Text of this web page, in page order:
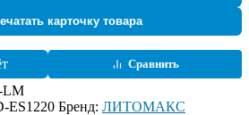
карточку товара
Сравнить
LM
ES1220 Бренд: ЛИТОМАКС